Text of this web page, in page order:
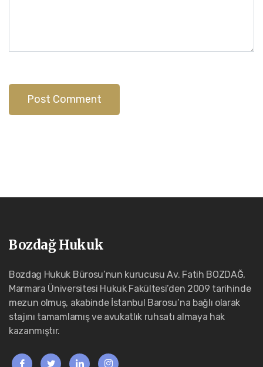
Bozdağ Hukuk
Bozdag Hukuk Bürosu’nun kurucusu Av. Fatih BOZDAĞ,
Marmara Üniversitesi Hukuk Fakültesi’den 2009 tarihinde
mezun olmuş, akabinde İstanbul Barosu’na bağlı olarak
stajını tamamlamış ve avukatlık ruhsatı almaya hak
kazanmıştır.